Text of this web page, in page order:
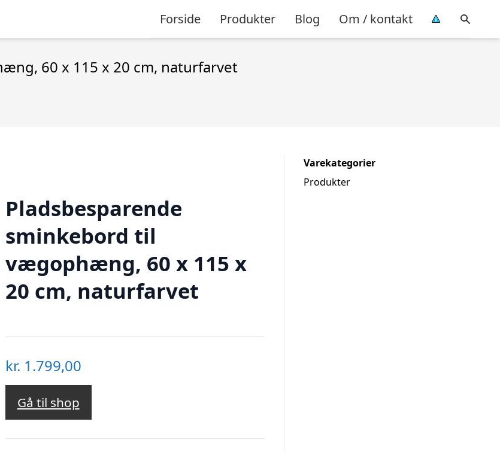
Forside Produkter Blog Om / kontakt
60 x 115 x 20 cm, naturfarvet
Pladsbesparende
sminkebord til
vægophæng, 60 x 115 x
20 cm, naturfarvet
kr. 1.799,00
Gå til shop
Varekategorier
Produkter